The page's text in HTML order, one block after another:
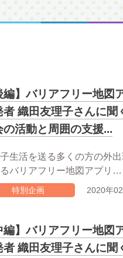
編】バリアフリー地図
者 織田友理子さんに
の活動と周囲の支援...
生活を送る多くの方の外出
バリアフリー地図アプリ…
特別企画 2020年
編】バリアフリー地図
者 織田友理子さんに